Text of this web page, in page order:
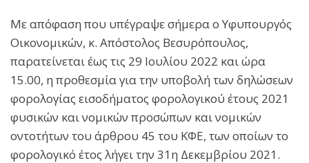
Με απόφαση που υπέγραψε σήμερα ο Υφυπουργός
Οικονομικών, κ. Απόστολος Βεσυρόπουλος,
παρατείνεται έως τις 29 Ιουλίου 2022 και ώρα
15.00, η προθεσμία για την υποβολή των δηλώσεων
φορολογίας εισοδήματος φορολογικού έτους 2021
φυσικών και νομικών προσώπων και νομικών
οντοτήτων του άρθρου 45 του ΚΦΕ, των οποίων το
φορολογικό έτος λήγει την 31η Δεκεμβρίου 2021.